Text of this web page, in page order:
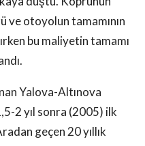
ve otoyolun tamamının
bu maliyetin tamamı
Yalova-Altınova
2 yıl sonra (2005) ilk
geçen 20 yıllık